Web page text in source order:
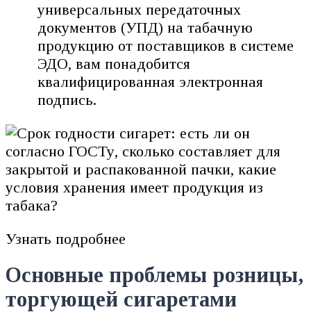
универсальных передаточных
документов (УПД) на табачную
продукцию от поставщиков в системе
ЭДО, вам понадобится
квалифицированная электронная
подпись.
Узнать подробнее
Основные проблемы розницы,
торгующей сигаретами